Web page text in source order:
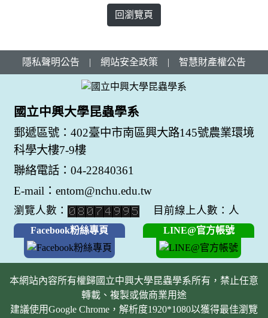
回瀏覽頁
隱私聲明公告 | 網站安全政策 | 智慧財產權公告
國立中興大學昆蟲學系
郵遞區號：402臺中市南區興大路145號農業環境
科學大樓7-9樓
聯絡電話：04-22840361
E-mail：entom@nchu.edu.tw
瀏覽人數： 目前線上人數：人
Facebook粉絲專頁 LINE@官方帳號
本網站內容所有權歸國立中興大學昆蟲學系所有，禁止任意
轉載、複製或做商業用途
建議使用Google Chrome，解析度1920*1080以獲得最佳瀏覽